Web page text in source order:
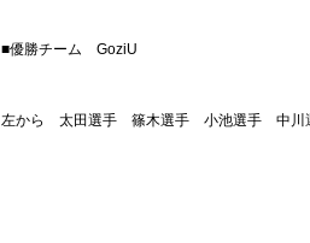
■優勝チーム GoziU
左から 太田選手 篠木選手 小池選手 中川